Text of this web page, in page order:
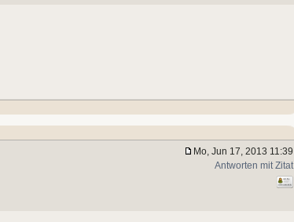
Mo, Jun 17, 2013 11:39
Antworten mit Zitat